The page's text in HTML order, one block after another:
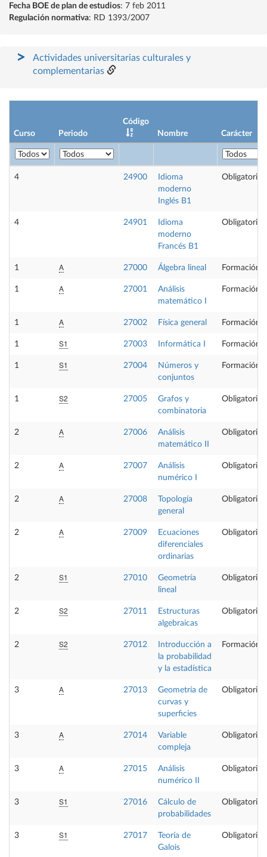
Fecha BOE de plan de estudios: 7 feb 2011
Regulación normativa: RD 1393/2007
Actividades universitarias culturales y
complementarias
Curso Periodo
Código
Nombre
Carácter
4 24900
Idioma
moderno
Inglés B1
Obligatoria
4 24901
Idioma
moderno
Francés B1
Obligatoria
1 A 27000 Álgebra lineal Formación
1 A 27001
Análisis
matemático I
Formación
1 A 27002 Física general Formación
1 S1 27003 Informática I Formación
1 S1 27004
Números y
conjuntos
Formación
1 S2 27005
Grafos y
combinatoria
Obligatoria
2 A 27006
Análisis
matemático II
Obligatoria
2 A 27007
Análisis
numérico I
Obligatoria
2 A 27008
Topología
general
Obligatoria
2 A 27009
Ecuaciones
diferenciales
ordinarias
Obligatoria
2 S1 27010
Geometría
lineal
Obligatoria
2 S2 27011
Estructuras
algebraicas
Obligatoria
2 S2 27012
Introducción a
la probabilidad
y la estadística
Formación
3 A 27013
Geometría de
curvas y
superficies
Obligatoria
3 A 27014
Variable
compleja
Obligatoria
3 A 27015
Análisis
numérico II
Obligatoria
3 S1 27016
Cálculo de
probabilidades
Obligatoria
3 S1 27017
Teoría de
Galois
Obligatoria